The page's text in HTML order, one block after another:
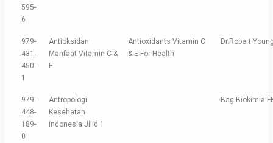
595-
6
979-
431-
450-
1
Antioksidan
Manfaat Vitamin C &
E
Antioxidants Vitamin C
& E For Health
Dr.Robert
979-
448-
189-
0
Antropologi
Kesehatan
Indonesia Jilid 1
Bag.Biokimia